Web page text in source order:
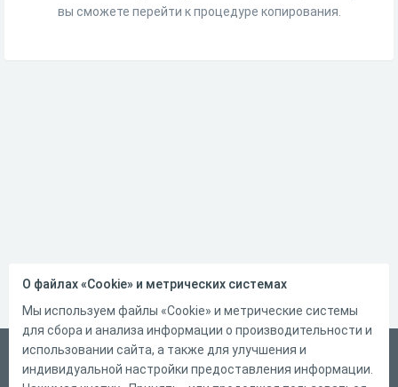
вы сможете перейти к процедуре копирования.
Русский
О файлах «Cookie» и метрических системах
Мы используем файлы «Cookie» и метрические системы
для сбора и анализа информации о производительности и
использовании сайта, а также для улучшения и
индивидуальной настройки предоставления информации.